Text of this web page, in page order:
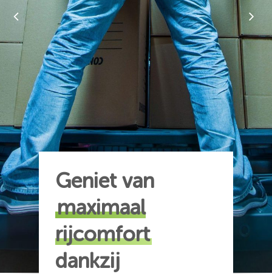
Geniet van
maximaal
rijcomfort
dankzij